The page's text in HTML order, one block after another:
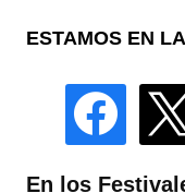
ESTAMOS EN
facebook
En los